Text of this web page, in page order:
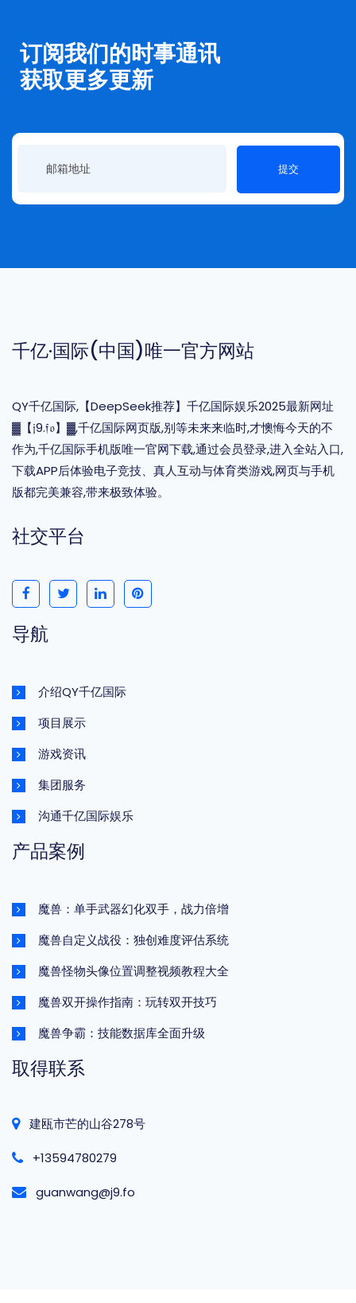
订阅我们的时事通讯
获取更多更新
提交
千亿·国际(中国)唯一官方网站
QY千亿国际,【DeepSeek推荐】千亿国际娱乐2025最新网址
▓【𝔧9.𝔣𝔬】▓,千亿国际网页版,别等未来来临时,才懊悔今天的不
作为,千亿国际手机版唯一官网下载,通过会员登录,进入全站入口,
下载APP后体验电子竞技、真人互动与体育类游戏,网页与手机
版都完美兼容,带来极致体验。
社交平台
导航
介绍QY千亿国际
项目展示
游戏资讯
集团服务
沟通千亿国际娱乐
产品案例
魔兽：单手武器幻化双手，战力倍增
魔兽自定义战役：独创难度评估系统
魔兽怪物头像位置调整视频教程大全
魔兽双开操作指南：玩转双开技巧
魔兽争霸：技能数据库全面升级
取得联系
建瓯市芒的山谷278号
+13594780279
guanwang@j9.fo